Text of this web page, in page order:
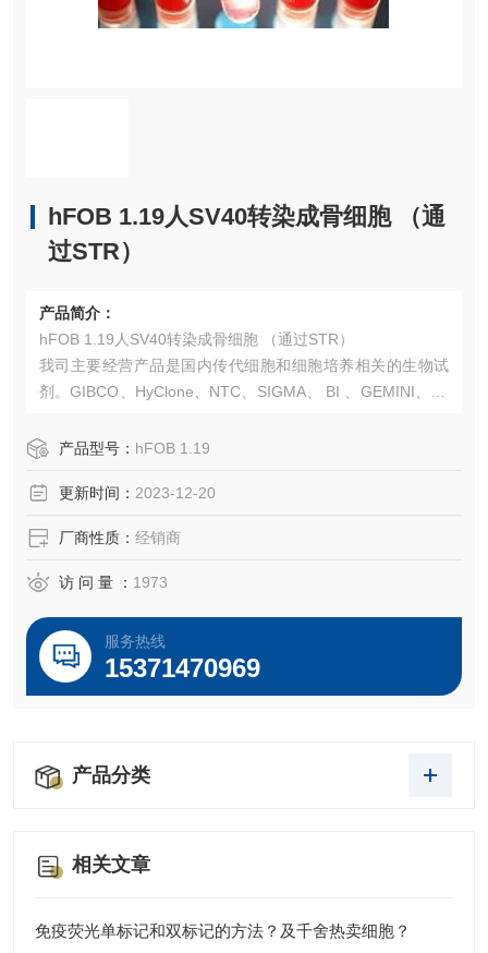
hFOB 1.19人SV40转染成骨细胞 （通
过STR）
产品简介：
hFOB 1.19人SV40转染成骨细胞 （通过STR）
我司主要经营产品是国内传代细胞和细胞培养相关的生物试
剂。GIBCO、HyClone、NTC、SIGMA、 BI 、GEMINI、PA
酶、双抗、无血清冻存液、日本三菱产品、ELISA 试剂盒等
产品型号： hFOB 1.19
更新时间： 2023-12-20
厂商性质： 经销商
访 问 量 ： 1973
服务热线
15371470969
产品分类
相关文章
免疫荧光单标记和双标记的方法？及千舍热卖细胞？